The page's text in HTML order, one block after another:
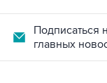
Подписаться
главных